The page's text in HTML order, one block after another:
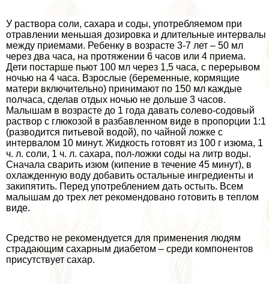
У раствора соли, сахара и соды, употрeбляемом при
отравлении меньшая дозировка и длительные интервалы
между приемами. Ребенку в возрасте 3-7 лет – 50 мл
через два часа, на протяжении 6 часов или 4 приема.
Дети постарше пьют 100 мл через 1,5 часа, с перерывом
ночью на 4 часа. Взрослые (беременные, кормящие
матери включительно) принимают по 150 мл каждые
полчаса, сделав отдых ночью не дольше 3 часов.
Малышам в возрасте до 1 года давать солево-содовый
раствор с глюкозой в разбавленном виде в пропорции 1:1
(разводится питьевой водой), по чайной ложке с
интервалом 10 минут. Жидкость готовят из 100 г изюма, 1
ч. л. соли, 1 ч. л. сахара, пол-ложки соды на литр воды.
Сначала сварить изюм (кипение в течение 45 минут), в
охлажденную воду добавить остальные ингредиенты и
закипятить. Перед употрeблением дать остыть. Всем
малышам до трех лет рекомендовано готовить в теплом
виде.
Средство не рекомендуется для применения людям
страдающим сахарным диабетом – среди компонентов
присутствует сахар.